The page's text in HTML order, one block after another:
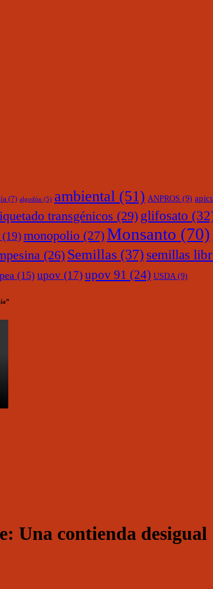
(7) algodón (5) ambiental (51) ANPROS (9)
transgénicos (29) glifosato
(19)monopolio (27)Monsanto (70)
(26) Semillas (37) semillas
(15) upov (17)upov 91 (24) USDA (9)
Una contienda desigual